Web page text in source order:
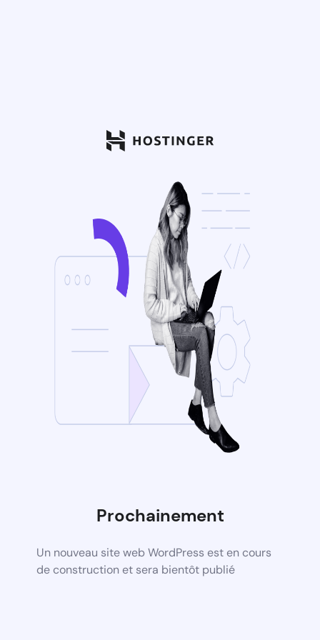
Prochainement
Un nouveau site web WordPress est en cours
de construction et sera bientôt publié